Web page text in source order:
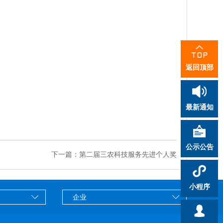
下一篇：第二届三农科技服务先进个人奖
返回顶部
最新通知
公示公告
小程序